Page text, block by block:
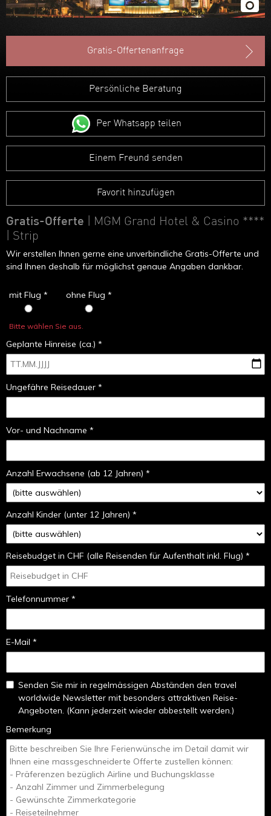
Gratis-Offertenanfrage
Persönliche Beratung
Per Whatsapp teilen
Einem Freund senden
Favorit hinzufügen
Gratis-Offerte | MGM Grand Hotel & Casino ****
| Strip
Wir erstellen Ihnen gerne eine unverbindliche Gratis-Offerte und
sind Ihnen deshalb für möglichst genaue Angaben dankbar.
mit Flug * ohne Flug *
Bitte wählen Sie aus.
Geplante Hinreise (ca.) *
Ungefähre Reisedauer *
Vor- und Nachname *
Anzahl Erwachsene (ab 12 Jahren) *
Anzahl Kinder (unter 12 Jahren) *
Reisebudget in CHF (alle Reisenden für Aufenthalt inkl. Flug) *
Telefonnummer *
E-Mail *
Senden Sie mir in regelmässigen Abständen den travel
worldwide Newsletter mit besonders attraktiven Reise-
Angeboten. (Kann jederzeit wieder abbestellt werden.)
Bemerkung